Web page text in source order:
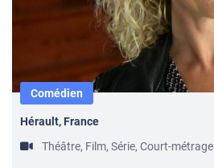
Comédien
Hérault, France
Théâtre, Film, Série, Court-métrage